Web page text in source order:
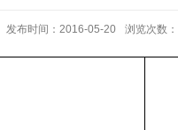
发布时间：2016-05-20 浏览次数：